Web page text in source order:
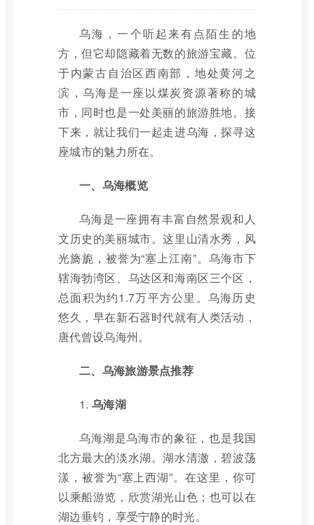
乌海，一个听起来有点陌生的地
方，但它却隐藏着无数的旅游宝藏。位
于内蒙古自治区西南部，地处黄河之
滨，乌海是一座以煤炭资源著称的城
市，同时也是一处美丽的旅游胜地。接
下来，就让我们一起走进乌海，探寻这
座城市的魅力所在。
一、乌海概览
乌海是一座拥有丰富自然景观和人
文历史的美丽城市。这里山清水秀，风
光旖旎，被誉为“塞上江南”。乌海市下
辖海勃湾区、乌达区和海南区三个区，
总面积为约1.7万平方公里。乌海历史
悠久，早在新石器时代就有人类活动，
唐代曾设乌海州。
二、乌海旅游景点推荐
1. 乌海湖
乌海湖是乌海市的象征，也是我国
北方最大的淡水湖。湖水清澈，碧波荡
漾，被誉为“塞上西湖”。在这里，你可
以乘船游览，欣赏湖光山色；也可以在
湖边垂钓，享受宁静的时光。